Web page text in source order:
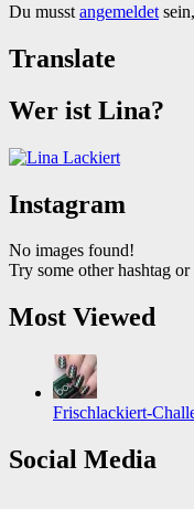
Du musst angemeldet
Translate
Wer ist Lina?
Instagram
No images found!
Try some other hashtag or
Most Viewed
Frischlackiert-
Social Media